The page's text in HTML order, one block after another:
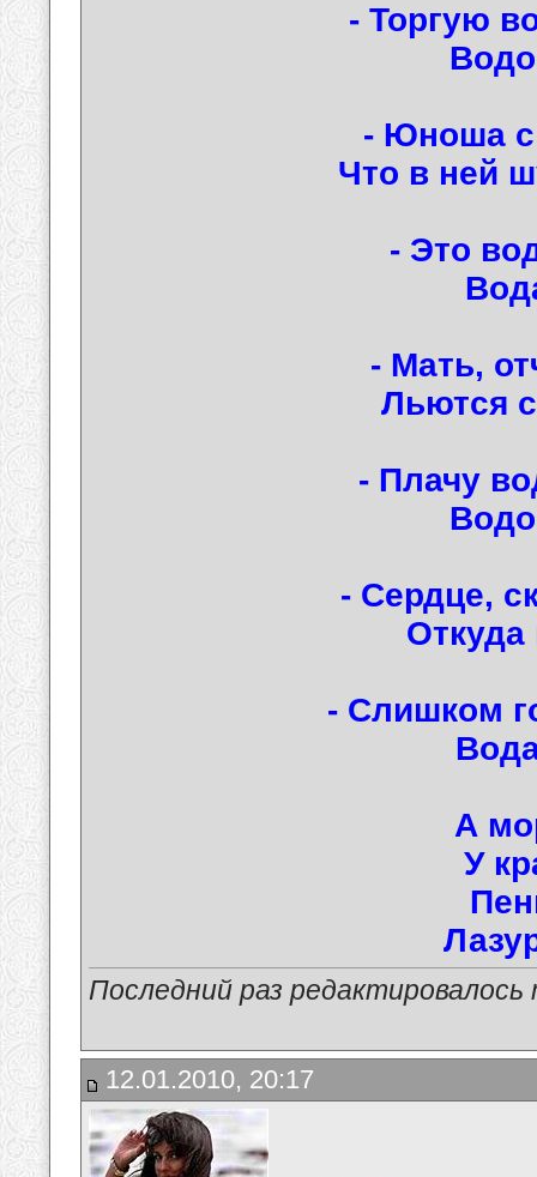
- Торгую
- Юноша с
Что в ней
- Это
- Мать,
Льются
- Плачу
- Сердце,
Откуда
- Слишком
А
У
Последний раз редактировалось
12.01.2010, 20:17